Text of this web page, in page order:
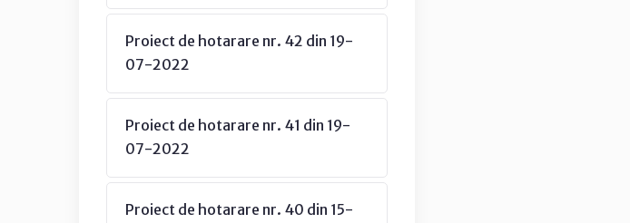
Proiect de hotarare nr. 42 din 19-
07-2022
Proiect de hotarare nr. 41 din 19-
07-2022
Proiect de hotarare nr. 40 din 15-